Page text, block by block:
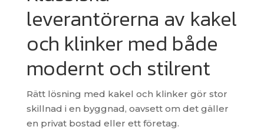
leverantörerna av kakel
och klinker med både
modernt och stilrent
Rätt lösning med kakel och klinker gör stor
skillnad i en byggnad, oavsett om det gäller
en privat bostad eller ett företag.